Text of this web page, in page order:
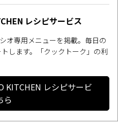
レシピサービス
オ専用メニューを掲載。毎日の
します。「クックトーク」の利
KITCHEN レシピサービ
ら